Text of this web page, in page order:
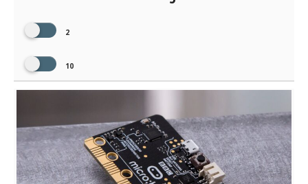
2
10